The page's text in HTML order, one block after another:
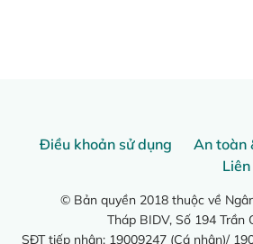
Điều khoản sử dụng An toàn
© Bản quyền 2018 thuộc về
Tháp BIDV, Số 194 Trần
SĐT tiếp nhận: 19009247 (Cá nhân)/